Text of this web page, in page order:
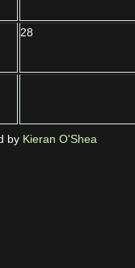
28
by Kieran O'Shea